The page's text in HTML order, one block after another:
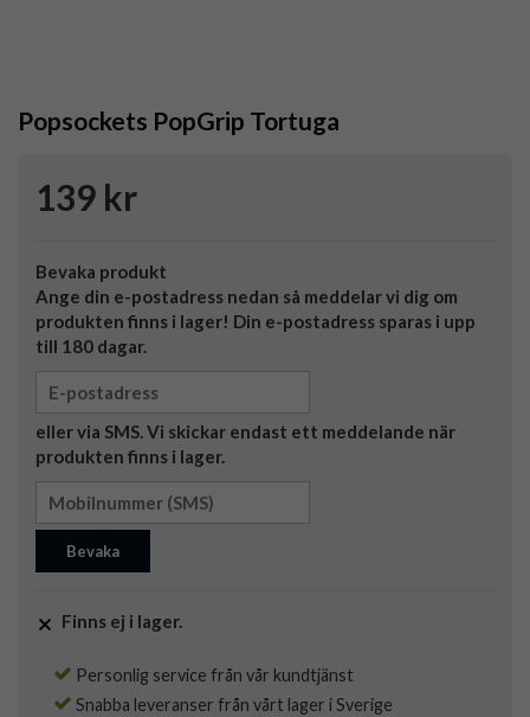
Popsockets PopGrip Tortuga
139 kr
Bevaka produkt
Ange din e-postadress nedan så meddelar vi dig om
produkten finns i lager! Din e-postadress sparas i upp
till 180 dagar.
eller via SMS. Vi skickar endast ett meddelande när
produkten finns i lager.
Bevaka
Finns ej i lager.
Personlig service från vår kundtjänst
Snabba leveranser från vårt lager i Sverige